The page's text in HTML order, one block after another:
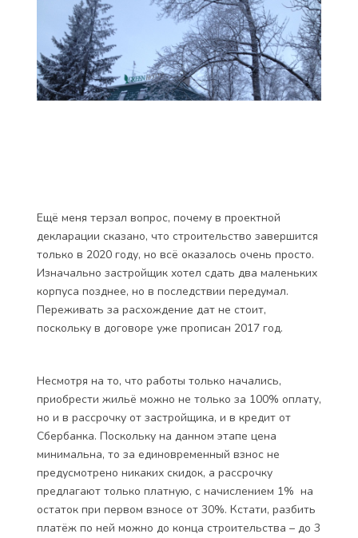
Ещё меня терзал вопрос, почему в проектной
декларации сказано, что строительство завершится
только в 2020 году, но всё оказалось очень просто.
Изначально застройщик хотел сдать два маленьких
корпуса позднее, но в последствии передумал.
Переживать за расхождение дат не стоит,
поскольку в договоре уже прописан 2017 год.
Несмотря на то, что работы только начались,
приобрести жильё можно не только за 100% оплату,
но и в рассрочку от застройщика, и в кредит от
Сбербанка. Поскольку на данном этапе цена
минимальна, то за единовременный взнос не
предусмотрено никаких скидок, а рассрочку
предлагают только платную, с начислением 1% на
остаток при первом взносе от 30%. Кстати, разбить
платёж по ней можно до конца строительства – до 3